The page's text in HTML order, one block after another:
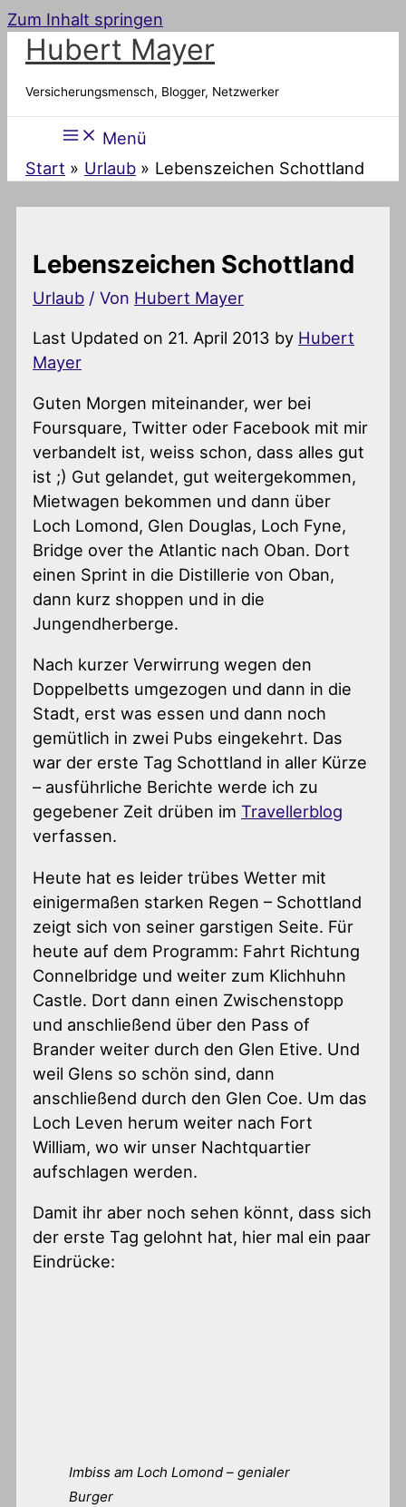
Zum Inhalt springen
Hubert Mayer
Versicherungsmensch, Blogger, Netzwerker
Menü
Start
Urlaub Lebenszeichen Schottland
Lebenszeichen Schottland
Urlaub / Von Hubert Mayer
Last Updated on 21. April 2013 by Hubert
Mayer
Guten Morgen miteinander, wer bei
Foursquare, Twitter oder Facebook mit mir
verbandelt ist, weiss schon, dass alles gut
ist ;) Gut gelandet, gut weitergekommen,
Mietwagen bekommen und dann über
Loch Lomond, Glen Douglas, Loch Fyne,
Bridge over the Atlantic nach Oban. Dort
einen Sprint in die Distillerie von Oban,
dann kurz shoppen und in die
Jungendherberge.
Nach kurzer Verwirrung wegen den
Doppelbetts umgezogen und dann in die
Stadt, erst was essen und dann noch
gemütlich in zwei Pubs eingekehrt. Das
war der erste Tag Schottland in aller Kürze
– ausführliche Berichte werde ich zu
gegebener Zeit drüben imTravellerblog
verfassen.
Heute hat es leider trübes Wetter mit
einigermaßen starken Regen – Schottland
zeigt sich von seiner garstigen Seite. Für
heute auf dem Programm: Fahrt Richtung
Connelbridge und weiter zum Klichhuhn
Castle. Dort dann einen Zwischenstopp
und anschließend über den Pass of
Brander weiter durch den Glen Etive. Und
weil Glens so schön sind, dann
anschließend durch den Glen Coe. Um das
Loch Leven herum weiter nach Fort
William, wo wir unser Nachtquartier
aufschlagen werden.
Damit ihr aber noch sehen könnt, dass sich
der erste Tag gelohnt hat, hier mal ein paar
Eindrücke:
Imbiss am Loch Lomond – genialer
Burger